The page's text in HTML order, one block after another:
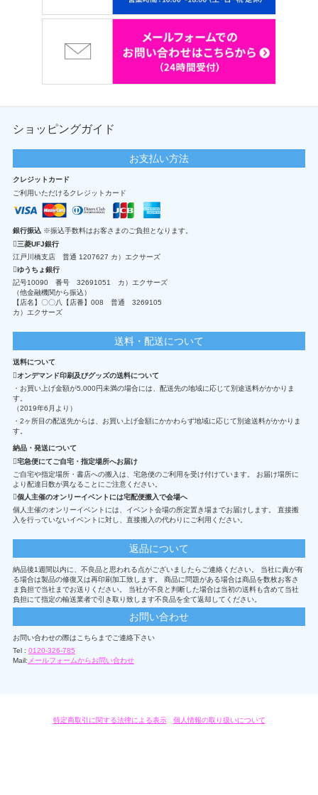
ショッピングガイド
お支払い方法
クレジットカード
ご利用いただけるクレジットカード
銀行振込 ※振込手数料はお客さまのご負担となります。
三菱UFJ銀行
江戸川橋支店 普通 1207627 カ）エクサーズ
ゆうちょ銀行
記号10090 番号 32691051 カ）エクサーズ
（他金融機関から振込）
【店名】〇〇八【店番】008 普通 3269105
カ）エクサーズ
送料・配送について
送料について
オンデマンド印刷及びグッズの送料について
・お買い上げ金額が5,000円未満の場合には、配送先の地域に応じて別途送料がかかりま
す。
（2019年6月より）
・2ヶ所目の配送先からは、お買い上げ金額にかかわらず地域に応じて別途送料がかかりま
す。
納品・発送について
宅急便にてご自宅・指定場所へお届け
ご自宅や指定場所・書店への搬入は、宅急便のご利用を受け付けています。 お届け場所に
より配達日数が異なることにご注意ください。
個人主催のオンリーイベントには宅配便搬入で会場へ
個人主催のオンリーイベントには、イベント会場の所定置き場までお届けします。 直接搬
入を行っていないイベントに対し、直接搬入の代わりにご利用ください。
返品について
納品後1週間以内に、不良品と思われる点がございましたらご連絡ください。 当社に責が有
る場合は製品の修復又は再印刷加工致します。 商品に問題がある場合は商品を数枚お客さ
ま負担で当社までお送りください。 当社が不良と判断した場合は当初の送料も含めて当社
負担にて指定の輸送業者で引き取り致します不良品を全て返却してください。
お問い合わせ
お問い合わせの際はこちらまでご連絡下さい
Tel : 0120-326-785
Mail: メールフォームからお問い合わせ
特定商取引に関する法律による表示/ 個人情報の取り扱いについて